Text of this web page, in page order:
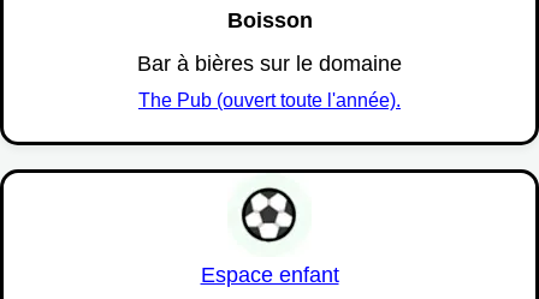
Boisson
Bar à bières sur le domaine
The Pub (ouvert toute l'année).
Espace enfant